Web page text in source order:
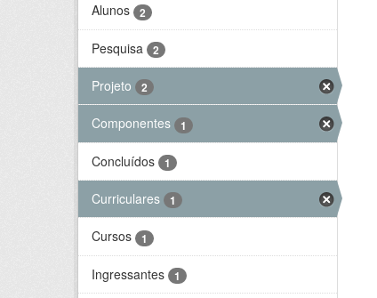
Alunos 2
Pesquisa 2
Projeto 2
Componentes 1
Concluídos 1
Curriculares 1
Cursos 1
Ingressantes 1